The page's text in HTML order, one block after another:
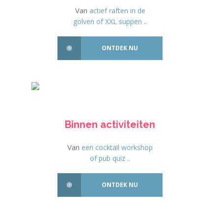
Van actief raften in de
golven of XXL suppen ..
ONTDEK NU
Binnen activiteiten
Van een cocktail workshop
of pub quiz ..
ONTDEK NU